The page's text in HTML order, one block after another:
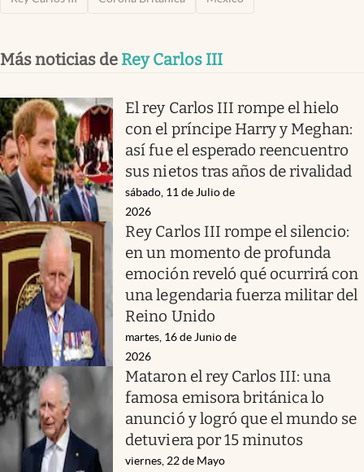
Más noticias de Rey Carlos III
El rey Carlos III rompe el hielo
con el príncipe Harry y Meghan:
así fue el esperado reencuentro
sus nietos tras años de rivalidad
sábado, 11 de Julio de
2026
Rey Carlos III rompe el silencio:
en un momento de profunda
emoción reveló qué ocurrirá con
una legendaria fuerza militar del
Reino Unido
martes, 16 de Junio de
2026
Mataron el rey Carlos III: una
famosa emisora británica lo
anunció y logró que el mundo se
detuviera por 15 minutos
viernes, 22 de Mayo